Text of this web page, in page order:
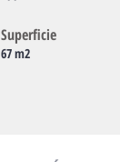
Superficie
67 m2